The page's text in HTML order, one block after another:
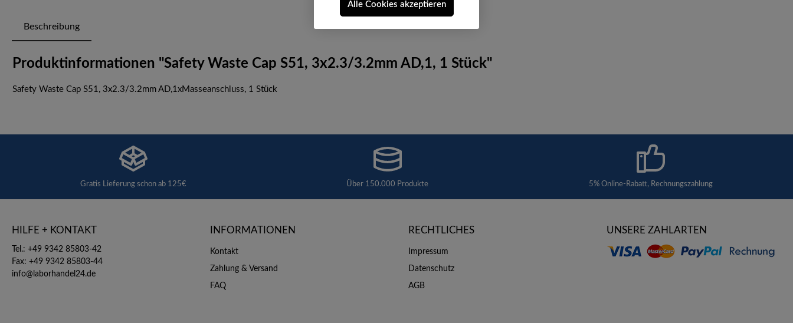
Beschreibung
Produktinformationen "Safety Waste Cap S51, 3x2.3/3.2mm AD,1, 1 Stück"
Safety Waste Cap S51, 3x2.3/3.2mm AD,1xMasseanschluss, 1 Stück
Gratis Lieferung schon ab 125€ Über 150.000 Produkte 5% Online-Rabatt, Rechnungszahlung
HILFE + KONTAKT
Tel.: +49 9342 85803-42
Fax: +49 9342 85803-44
info@laborhandel24.de
INFORMATIONEN
Kontakt
Zahlung & Versand
FAQ
RECHTLICHES
Impressum
Datenschutz
AGB
UNSERE ZAHLARTEN
Alle Cookies akzeptieren